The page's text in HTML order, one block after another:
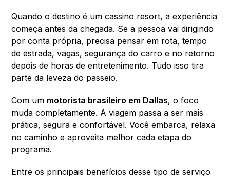
Quando o destino é um cassino resort, a experiência
começa antes da chegada. Se a pessoa vai dirigindo
por conta própria, precisa pensar em rota, tempo
de estrada, vagas, segurança do carro e no retorno
depois de horas de entretenimento. Tudo isso tira
parte da leveza do passeio.
Com um motorista brasileiro em Dallas, o foco
muda completamente. A viagem passa a ser mais
prática, segura e confortável. Você embarca, relaxa
no caminho e aproveita melhor cada etapa do
programa.
Entre os principais benefícios desse tipo de serviço